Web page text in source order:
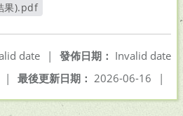
果).pdf
發佈日期： Invalid date
date
|
最後更新日期： 2026-06-16 |
|